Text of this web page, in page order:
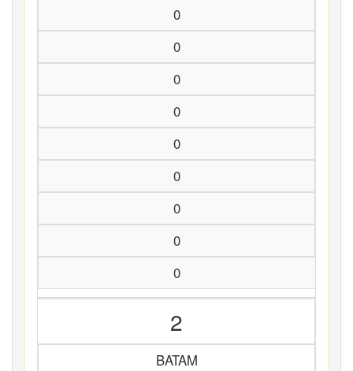
0
0
0
0
0
0
0
0
0
2
BATAM